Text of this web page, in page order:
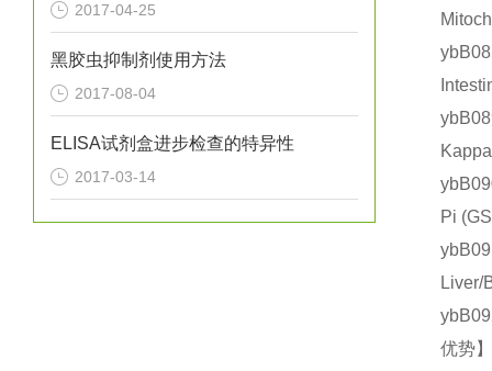
2017-04-25
黑胶虫抑制剂使用方法
2017-08-04
ELISA试剂盒进步检查的特异性
2017-03-14
Pi
优势